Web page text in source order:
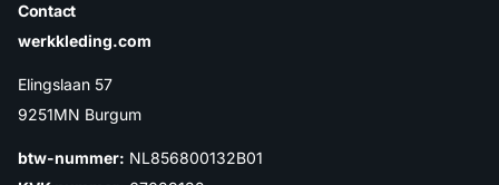
Contact
werkkleding.com
Elingslaan 57
9251MN Burgum
btw-nummer: NL856800132B01